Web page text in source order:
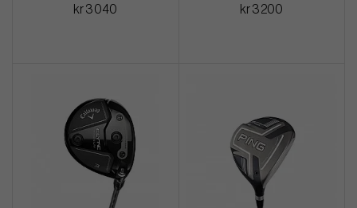
kr 3 040 kr 3 200